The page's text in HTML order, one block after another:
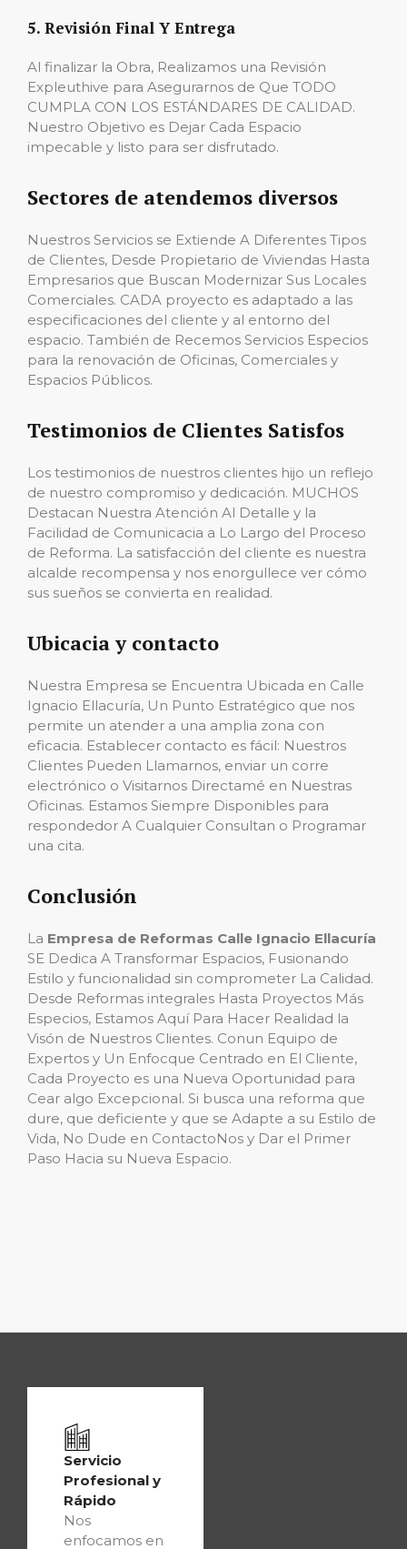
5. Revisión Final Y Entrega
Al finalizar la Obra, Realizamos una Revisión
Expleuthive para Asegurarnos de Que TODO
CUMPLA CON LOS ESTÁNDARES DE CALIDAD.
Nuestro Objetivo es Dejar Cada Espacio
impecable y listo para ser disfrutado.
Sectores de atendemos diversos
Nuestros Servicios se Extiende A Diferentes Tipos
de Clientes, Desde Propietario de Viviendas Hasta
Empresarios que Buscan Modernizar Sus Locales
Comerciales. CADA proyecto es adaptado a las
especificaciones del cliente y al entorno del
espacio. También de Recemos Servicios Especios
para la renovación de Oficinas, Comerciales y
Espacios Públicos.
Testimonios de Clientes Satisfos
Los testimonios de nuestros clientes hijo un reflejo
de nuestro compromiso y dedicación. MUCHOS
Destacan Nuestra Atención Al Detalle y la
Facilidad de Comunicacia a Lo Largo del Proceso
de Reforma. La satisfacción del cliente es nuestra
alcalde recompensa y nos enorgullece ver cómo
sus sueños se convierta en realidad.
Ubicacia y contacto
Nuestra Empresa se Encuentra Ubicada en Calle
Ignacio Ellacuría, Un Punto Estratégico que nos
permite un atender a una amplia zona con
eficacia. Establecer contacto es fácil: Nuestros
Clientes Pueden Llamarnos, enviar un corre
electrónico o Visitarnos Directamé en Nuestras
Oficinas. Estamos Siempre Disponibles para
respondedor A Cualquier Consultan o Programar
una cita.
Conclusión
La Empresa de Reformas Calle Ignacio Ellacuría
SE Dedica A Transformar Espacios, Fusionando
Estilo y funcionalidad sin comprometer La Calidad.
Desde Reformas integrales Hasta Proyectos Más
Especios, Estamos Aquí Para Hacer Realidad la
Visón de Nuestros Clientes. Conun Equipo de
Expertos y Un Enfocque Centrado en El Cliente,
Cada Proyecto es una Nueva Oportunidad para
Cear algo Excepcional. Si busca una reforma que
dure, que deficiente y que se Adapte a su Estilo de
Vida, No Dude en ContactoNos y Dar el Primer
Paso Hacia su Nueva Espacio.
Servicio
Profesional y
Rápido
Nos
enfocamos en